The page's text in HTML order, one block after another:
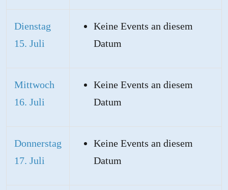
Dienstag
15. Juli
Keine Events an diesem
Datum
Mittwoch
16. Juli
Keine Events an diesem
Datum
Donnerstag
17. Juli
Keine Events an diesem
Datum